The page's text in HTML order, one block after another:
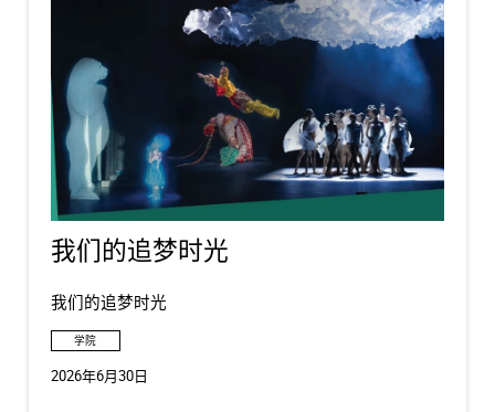
我们的追梦时光
我们的追梦时光
学院
2026年6月30日